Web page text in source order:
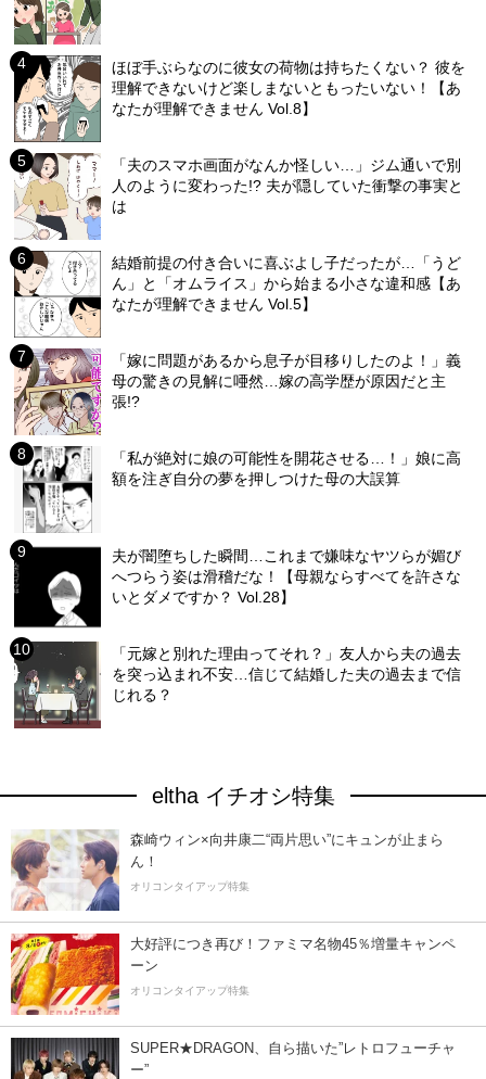
ほぼ手ぶらなのに彼女の荷物は持ちたくない？ 彼を
理解できないけど楽しまないともったいない！【あ
なたが理解できません Vol.8】
「夫のスマホ画面がなんか怪しい…」ジム通いで別
人のように変わった!? 夫が隠していた衝撃の事実と
は
結婚前提の付き合いに喜ぶよし子だったが…「うど
ん」と「オムライス」から始まる小さな違和感【あ
なたが理解できません Vol.5】
「嫁に問題があるから息子が目移りしたのよ！」義
母の驚きの見解に唖然…嫁の高学歴が原因だと主
張!?
「私が絶対に娘の可能性を開花させる…！」娘に高
額を注ぎ自分の夢を押しつけた母の大誤算
夫が闇堕ちした瞬間…これまで嫌味なヤツらが媚び
へつらう姿は滑稽だな！【母親ならすべてを許さな
いとダメですか？ Vol.28】
「元嫁と別れた理由ってそれ？」友人から夫の過去
を突っ込まれ不安…信じて結婚した夫の過去まで信
じれる？
eltha イチオシ特集
森崎ウィン×向井康二“両片思い”にキュンが止まら
ん！
オリコンタイアップ特集
大好評につき再び！ファミマ名物45％増量キャンペ
ーン
オリコンタイアップ特集
SUPER★DRAGON、自ら描いた”レトロフューチャ
ー”